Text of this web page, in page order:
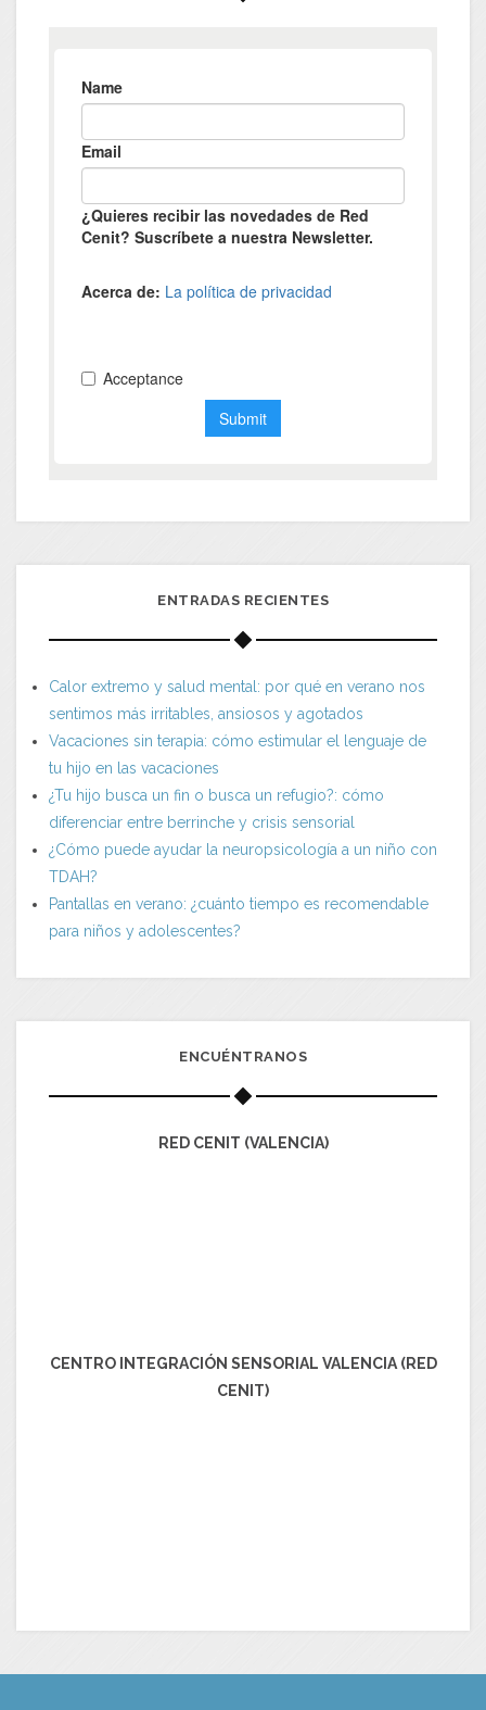
ENTRADAS RECIENTES
Calor extremo y salud mental: por qué en verano nos
sentimos más irritables, ansiosos y agotados
Vacaciones sin terapia: cómo estimular el lenguaje de
tu hijo en las vacaciones
¿Tu hijo busca un fin o busca un refugio?: cómo
diferenciar entre berrinche y crisis sensorial
¿Cómo puede ayudar la neuropsicología a un niño con
TDAH?
Pantallas en verano: ¿cuánto tiempo es recomendable
para niños y adolescentes?
ENCUÉNTRANOS
RED CENIT (VALENCIA)
CENTRO INTEGRACIÓN SENSORIAL VALENCIA (RED
CENIT)